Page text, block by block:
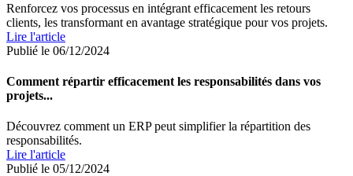
Renforcez vos processus en intégrant efficacement les retours
clients, les transformant en avantage stratégique pour vos projets.
Lire l'article
Publié le 06/12/2024
Comment répartir efficacement les responsabilités dans vos
projets...
Découvrez comment un ERP peut simplifier la répartition des
responsabilités.
Lire l'article
Publié le 05/12/2024